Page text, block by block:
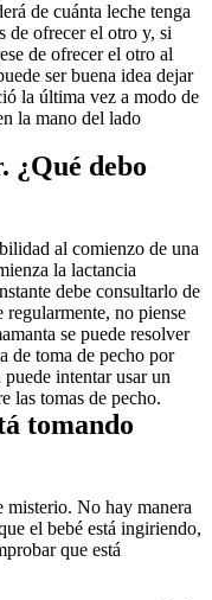
de cuánta leche tenga
de ofrecer el otro y, si
de ofrecer el otro al
ser buena idea dejar
la última vez a modo de
la mano del lado
¿Qué debo
al comienzo de una
la lactancia
debe consultarlo de
no piense
se puede resolver
de toma de pecho por
intentar usar un
las tomas de pecho.
tomando
misterio. No hay manera
el bebé está ingiriendo,
que está